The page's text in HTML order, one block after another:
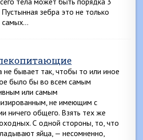
зебра это не только
самых…
не бывает так, чтобы то или иное
было бы во всем самым
или самым
не имеющим с
ничего общего. Взять тех же
С одной стороны, то, что
яйца, — несомненно,